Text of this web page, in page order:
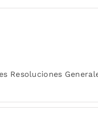
Resoluciones